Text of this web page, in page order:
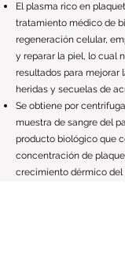
El plasma rico en
tratamiento médico de
regeneración celular,
y reparar la piel, lo cual
resultados para mejorar
heridas y secuelas de
Se obtiene por
muestra de sangre del
producto biológico que
concentración de
crecimiento dérmico del